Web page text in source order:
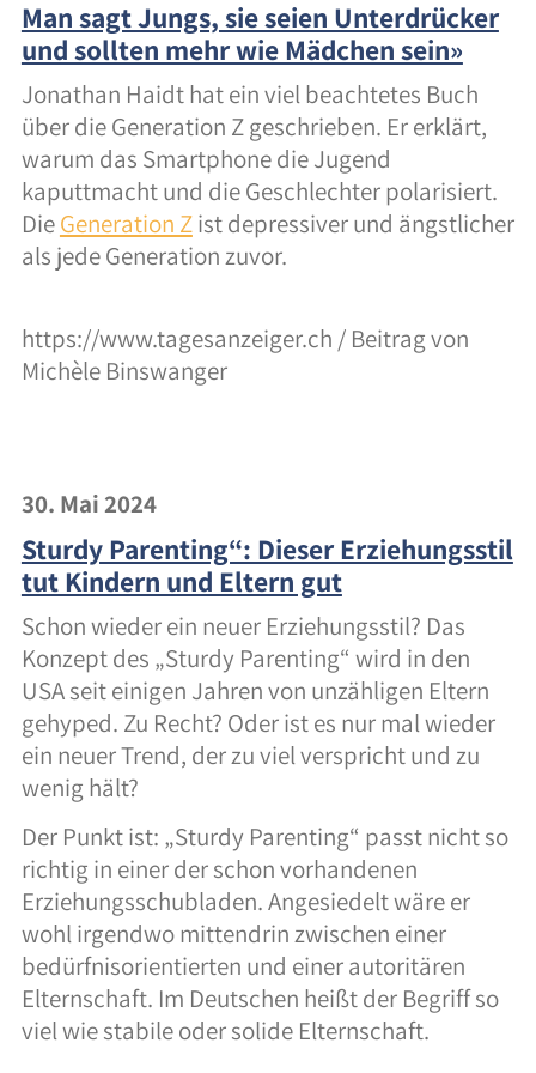
Man sagt Jungs, sie seien Unterdrücker
und sollten mehr wie Mädchen sein»
Jonathan Haidt hat ein viel beachtetes Buch
über die Generation Z geschrieben. Er erklärt,
warum das Smartphone die Jugend
kaputtmacht und die Geschlechter polarisiert.
DieGeneration Zist depressiver und ängstlicher
als jede Generation zuvor.
https://www.tagesanzeiger.ch / Beitrag von
Michèle Binswanger
30. Mai 2024
Sturdy Parenting“: Dieser Erziehungsstil
tut Kindern und Eltern gut
Schon wieder ein neuer Erziehungsstil? Das
Konzept des „Sturdy Parenting“ wird in den
USA seit einigen Jahren von unzähligen Eltern
gehyped. Zu Recht? Oder ist es nur mal wieder
ein neuer Trend, der zu viel verspricht und zu
wenig hält?
Der Punkt ist: „Sturdy Parenting“ passt nicht so
richtig in einer der schon vorhandenen
Erziehungsschubladen. Angesiedelt wäre er
wohl irgendwo mittendrin zwischen einer
bedürfnisorientierten und einer autoritären
Elternschaft. Im Deutschen heißt der Begriff so
viel wie stabile oder solide Elternschaft.